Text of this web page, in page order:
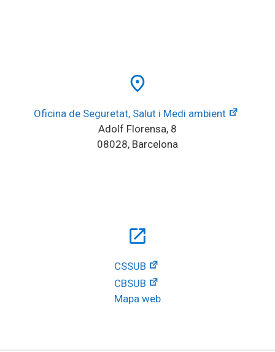
place
Oficina de Seguretat, Salut i Medi ambient
Adolf Florensa, 8
08028, Barcelona
open_in_new
CSSUB
CBSUB
Mapa web